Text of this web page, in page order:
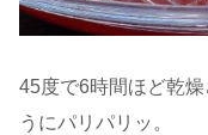
45度で6時間ほど乾
うにパリパリッ。